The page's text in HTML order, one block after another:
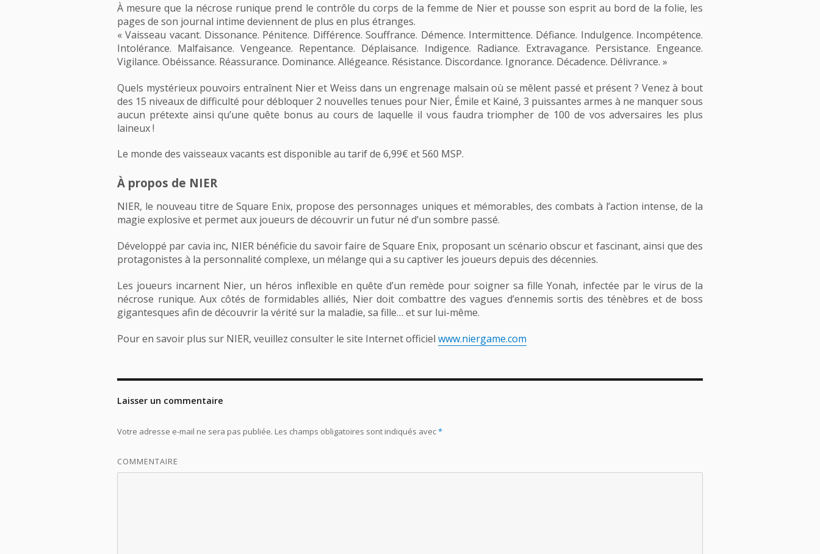
À mesure que la nécrose runique prend le contrôle du corps de la femme de Nier et pousse son esprit au bord de la folie, les
pages de son journal intime deviennent de plus en plus étranges.
« Vaisseau vacant. Dissonance. Pénitence. Différence. Souffrance. Démence. Intermittence. Défiance. Indulgence. Incompétence.
Intolérance. Malfaisance. Vengeance. Repentance. Déplaisance. Indigence. Radiance. Extravagance. Persistance. Engeance.
Vigilance. Obéissance. Réassurance. Dominance. Allégeance. Résistance. Discordance. Ignorance. Décadence. Délivrance. »
Quels mystérieux pouvoirs entraînent Nier et Weiss dans un engrenage malsain où se mêlent passé et présent ? Venez à bout
des 15 niveaux de difficulté pour débloquer 2 nouvelles tenues pour Nier, Émile et Kainé, 3 puissantes armes à ne manquer sous
aucun prétexte ainsi qu’une quête bonus au cours de laquelle il vous faudra triompher de 100 de vos adversaires les plus
laineux !
Le monde des vaisseaux vacants est disponible au tarif de 6,99€ et 560 MSP.
À propos de NIER
NIER, le nouveau titre de Square Enix, propose des personnages uniques et mémorables, des combats à l’action intense, de la
magie explosive et permet aux joueurs de découvrir un futur né d’un sombre passé.
Développé par cavia inc, NIER bénéficie du savoir faire de Square Enix, proposant un scénario obscur et fascinant, ainsi que des
protagonistes à la personnalité complexe, un mélange qui a su captiver les joueurs depuis des décennies.
Les joueurs incarnent Nier, un héros inflexible en quête d’un remède pour soigner sa fille Yonah, infectée par le virus de la
nécrose runique. Aux côtés de formidables alliés, Nier doit combattre des vagues d’ennemis sortis des ténèbres et de boss
gigantesques afin de découvrir la vérité sur la maladie, sa fille… et sur lui-même.
Pour en savoir plus sur NIER, veuillez consulter le site Internet officiel www.niergame.com
Laisser un commentaire
Votre adresse e-mail ne sera pas publiée. Les champs obligatoires sont indiqués avec*
COMMENTAIRE